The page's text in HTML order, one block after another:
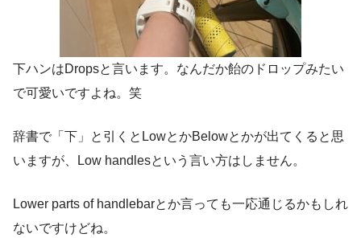
下ハンはDropsと言います。なんだか飴のドロップみたい
で可愛いですよね。笑
辞書で「下」と引くとLowとかBelowとかが出てくると思
いますが、Low handlesという言い方はしません。
Lower parts of handlebarとか言っても一応通じるかもしれ
ないですけどね。